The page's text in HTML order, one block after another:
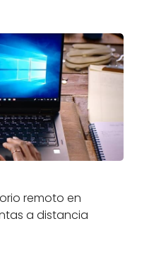
remoto en
a distancia